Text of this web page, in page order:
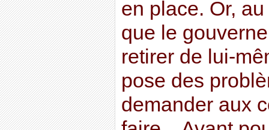
en place. Or,
que le
retirer de lui-
pose des
demander aux